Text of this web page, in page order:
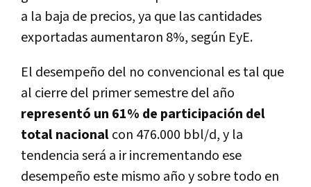
a la baja de precios, ya que las cantidades
exportadas aumentaron 8%, según EyE.
El desempeño del no convencional es tal que
al cierre del primer semestre del año
representó un 61% de participación del
total nacionalcon 476.000 bbl/d, y la
tendencia será a ir incrementando ese
desempeño este mismo año y sobre todo en